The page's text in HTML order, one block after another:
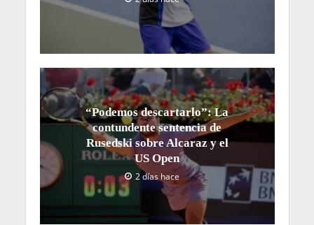
“Podemos descartarlo”: La
contundente sentencia de
Rusedski sobre Alcaraz y el
US Open
2 días hace